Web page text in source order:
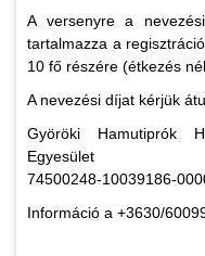
A versenyre a
tartalmazza a
10 fő részére (étkezés
A nevezési díjat kérjük
Györöki Hamutiprók
Egyesület
74500248-10039186-
Információ a +3630/